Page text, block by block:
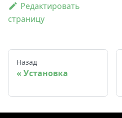
Редактировать
страницу
Назад
Установка